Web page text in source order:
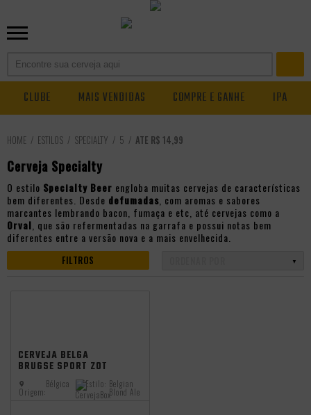
CLUBE MAIS VENDIDAS COMPRE E GANHE IPA
ESTILOS SPECIALTY 5 ATÉ R$ 14,99
Cerveja Specialty
O estilo Specialty Beer engloba muitas cervejas de características
bem diferentes. Desde defumadas , com aromas e sabores
marcantes lembrando bacon, fumaça e etc, até cervejas como a
Orval , que são refermentadas na garrafa e possui notas bem
diferentes entre a versão nova e a mais envelhecida.
FILTROS
CERVEJA BELGA
BRUGSE SPORT ZOT
330ML
Origem:
Bélgica Estilo: Belgian
Blond Ale